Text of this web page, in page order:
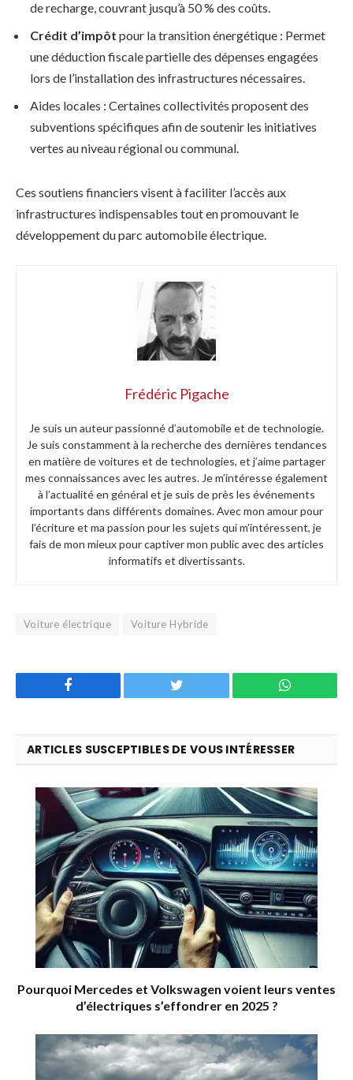
de recharge, couvrant jusqu’à 50 % des coûts.
Crédit d’impôt pour la transition énergétique : Permet
une déduction fiscale partielle des dépenses engagées
lors de l’installation des infrastructures nécessaires.
Aides locales : Certaines collectivités proposent des
subventions spécifiques afin de soutenir les initiatives
vertes au niveau régional ou communal.
Ces soutiens financiers visent à faciliter l’accès aux
infrastructures indispensables tout en promouvant le
développement du parc automobile électrique.
Frédéric Pigache
Je suis un auteur passionné d’automobile et de technologie.
Je suis constamment à la recherche des dernières tendances
en matière de voitures et de technologies, et j’aime partager
mes connaissances avec les autres. Je m’intéresse également
à l’actualité en général et je suis de près les événements
importants dans différents domaines. Avec mon amour pour
l’écriture et ma passion pour les sujets qui m’intéressent, je
fais de mon mieux pour captiver mon public avec des articles
informatifs et divertissants.
Voiture électrique Voiture Hybride
Twitter WhatsApp
ARTICLES SUSCEPTIBLES DE VOUS INTÉRESSER
Pourquoi Mercedes et Volkswagen voient leurs ventes
d’électriques s’effondrer en 2025 ?